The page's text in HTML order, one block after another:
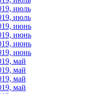
июль
июль
июнь
июнь
июнь
июнь
май
май
май
май